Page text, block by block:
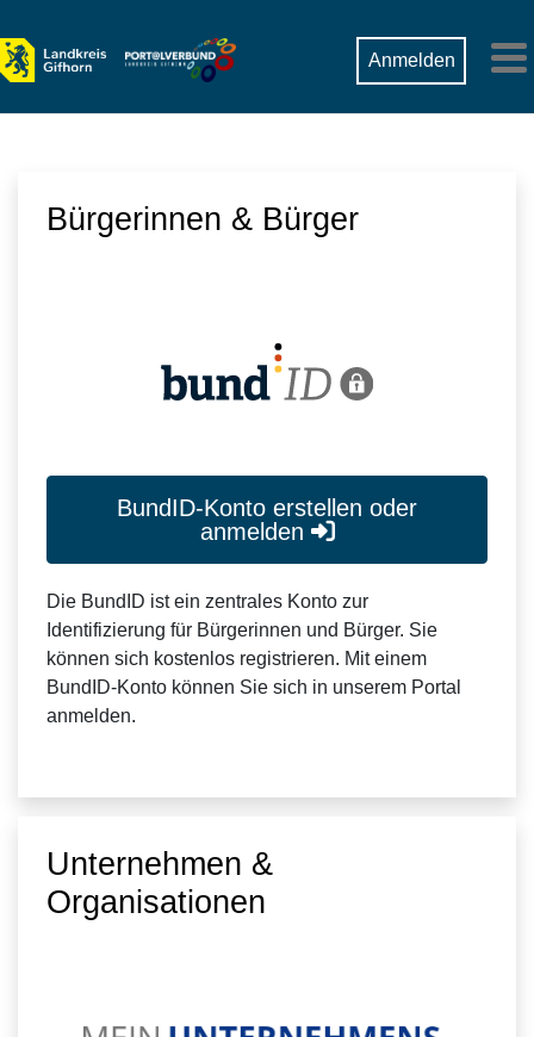
Anmelden
Bürgerinnen & Bürger
BundID-Konto erstellen oder
anmelden
Die BundID ist ein zentrales Konto zur
Identifizierung für Bürgerinnen und Bürger. Sie
können sich kostenlos registrieren. Mit einem
BundID-Konto können Sie sich in unserem Portal
anmelden.
Unternehmen &
Organisationen